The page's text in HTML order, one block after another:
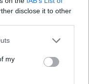
disclose it to other
one or more Google
You may click to
third-party tags to
in below Google
my